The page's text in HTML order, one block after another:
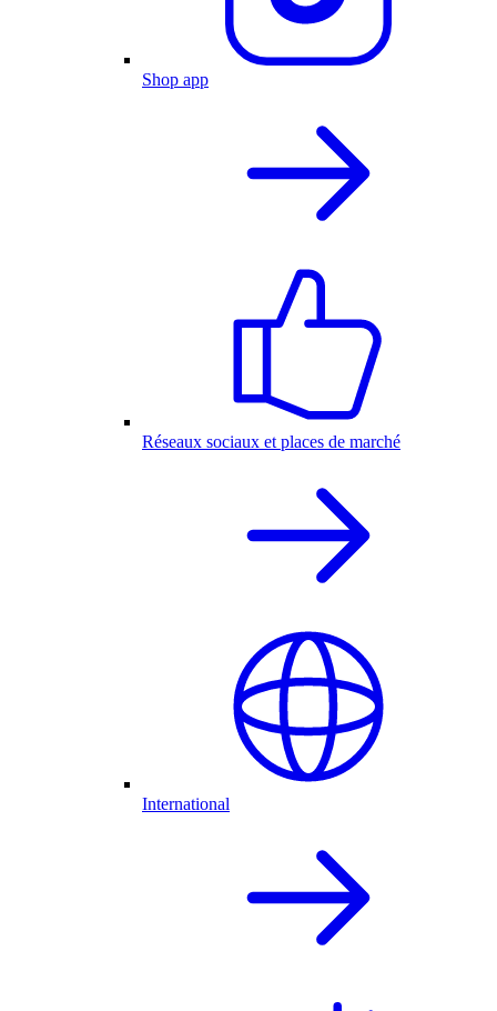
Shop app
Réseaux sociaux et places de marché
International